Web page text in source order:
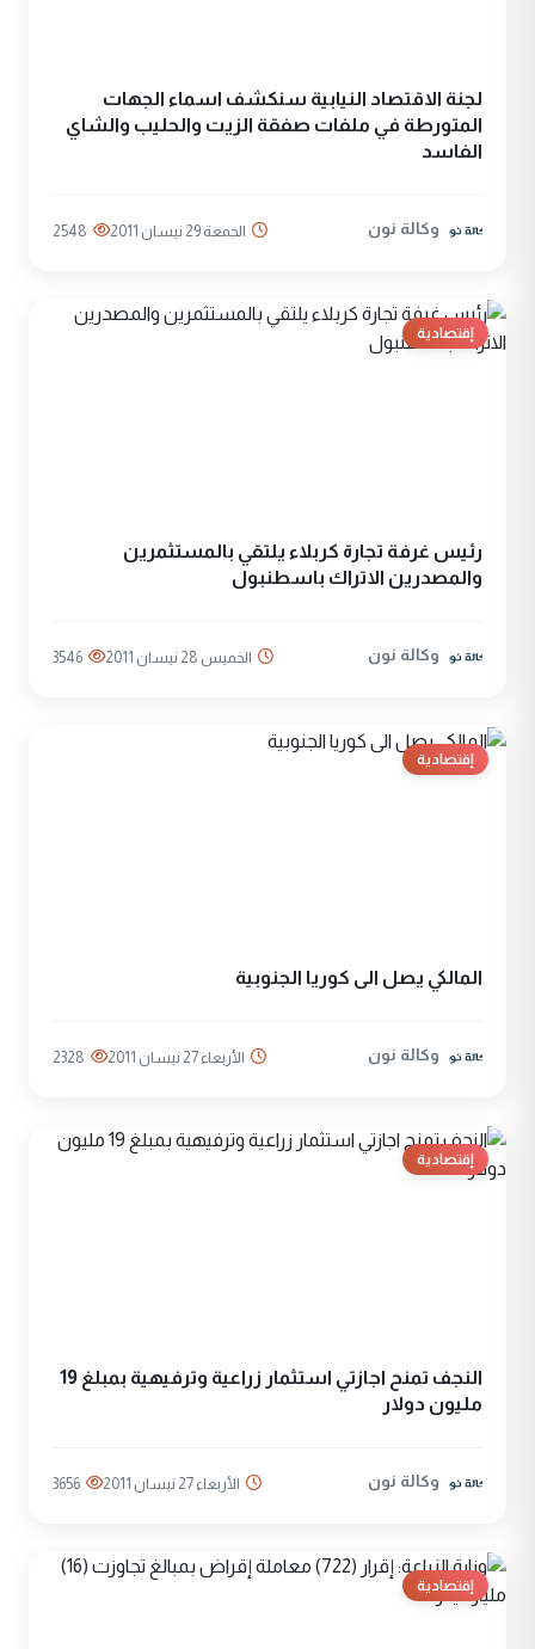
لجنة الاقتصاد النيابية سنكشف اسماء الجهات
المتورطة في ملفات صفقة الزيت والحليب والشاي
الفاسد
وكالة نون الجمعة 29 نيسان 2011 2548
إقتصادية
رئيس غرفة تجارة كربلاء يلتقي بالمستثمرين
والمصدرين الاتراك باسطنبول
وكالة نون الخميس 28 نيسان 2011 3546
إقتصادية
المالكي يصل الى كوريا الجنوبية
وكالة نون الأربعاء 27 نيسان 2011 2328
إقتصادية
النجف تمنح اجازتي استثمار زراعية وترفيهية بمبلغ 19
مليون دولار
وكالة نون الأربعاء 27 نيسان 2011 3656
إقتصادية